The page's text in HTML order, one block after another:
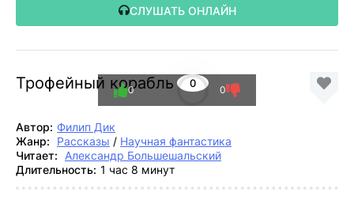
СЛУШАТЬ ОНЛАЙН
Трофейный корабль 0
0 0
Автор: Филип Дик
Жанр:
Рассказы / Научная фантастика
Читает:
Александр Большешальский
Длительность: 1 час 8 минут